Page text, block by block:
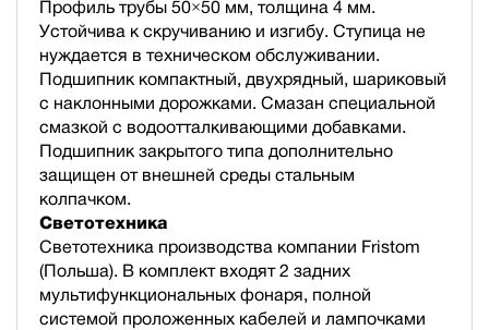
Профиль трубы 50×50 мм, толщина 4 мм.
Устойчива к скручиванию и изгибу. Ступица не
нуждается в техническом обслуживании.
Подшипник компактный, двухрядный, шариковый
с наклонными дорожками. Смазан специальной
смазкой с водоотталкивающими добавками.
Подшипник закрытого типа дополнительно
защищен от внешней среды стальным
колпачком.
Светотехника
Светотехника производства компании Fristom
(Польша). В комплект входят 2 задних
мультифункциональных фонаря, полной
cистемой проложенных кабелей и лампочками